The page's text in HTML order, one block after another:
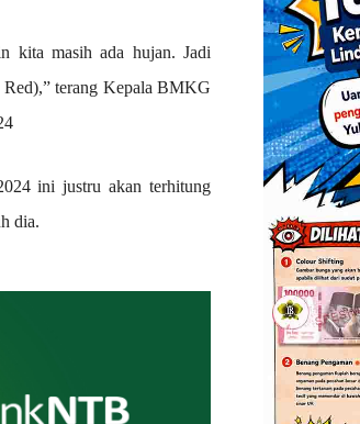
kita masih ada hujan. Jadi
terang Kepala BMKG
ini justru akan terhitung
dia.